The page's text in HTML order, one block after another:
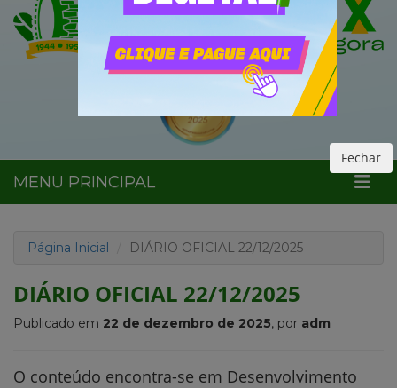
MENU PRINCIPAL
Página Inicial DIÁRIO OFICIAL 22/12/2025
DIÁRIO OFICIAL 22/12/2025
Publicado em 22 de dezembro de 2025, por adm
O conteúdo encontra-se em Desenvolvimento
Fechar